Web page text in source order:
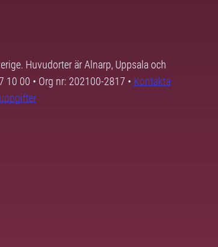
Huvudorter är Alnarp, Uppsala och
10 00 • Org nr: 202100-2817 • Kontakta